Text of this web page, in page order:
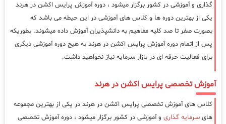
گذاری و آموزشی در کشور برگزار میشود ، دوره آموزش پرایس اکشن در هرند
یکی از بهترین دوره ها و کلاس های آموزشی در این حیطه می باشد که
بصورت صفر تا صد کلیه مفاهیم به دانشپذیران آموزش داده میشوند. بطوریکه
پس از اتمام دوره آموزش پرایس اکشن در هرند به هیج دوره آموزشی دیگری
برای فعالیت حرفه ای در بازار سرمایه نیاز نخواهید داشت.
آموزش تخصصی پرایس اکشن در هرند
کلاس های آموزش تخصصی پرایس اکشن در هرند در یکی از بهترین مجموعه
های سرمایه گذاری و آموزشی در کشور برگزار میشود ، دوره آموزش تخصصی